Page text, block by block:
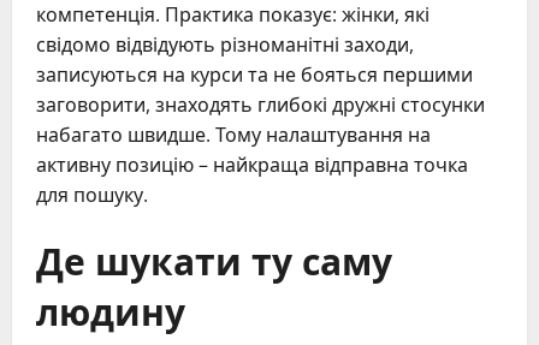
компетенція. Практика показує: жінки, які
свідомо відвідують різноманітні заходи,
записуються на курси та не бояться першими
заговорити, знаходять глибокі дружні стосунки
набагато швидше. Тому налаштування на
активну позицію – найкраща відправна точка
для пошуку.
Де шукати ту саму
людину